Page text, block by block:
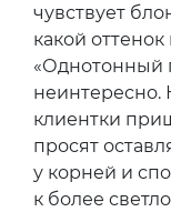
чувствует
какой
«Однотонный
неинтересно.
клиентки
просят
у корней и
к более